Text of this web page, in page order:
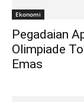
Ekonomi
Pegadaian
Olimpiade
Emas